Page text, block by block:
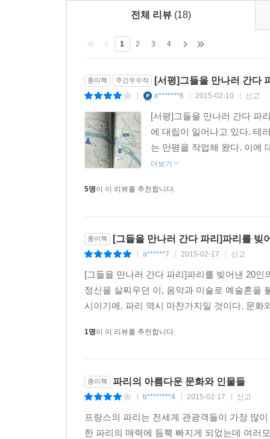
전체 리뷰 (18)
1 2 3 4
종이책 주간우수작 [서평]그들을 만나러 간다
e*******6 2015-02-10 신고
[서평]그들을 만나러 간다 파
에 대립이 일어나고 있다. 테
는 만평을 작업해 왔다. 이에
더보기
5명이 이 리뷰를 추천합니다.
종이책 [그들을 만나러 간다 파리]파리를
a******7 2015-02-17 신고
[그들을 만나러 간다 파리]파리를 빚어낸 20
정신을 살찌우던 이, 음악과 미술로 예술혼을
시이기에. 파리 역시 마찬가지일 것이다. 문
1명이 이 리뷰를 추천합니다.
종이책 파리의 아름다운 문화와 인물들
b********4 2015-02-17 신고
프랑스의 파리는 전세계 관광객들이 가장 많
한 파리의 매력에 듬뿍 빠지게 되었는데 여러